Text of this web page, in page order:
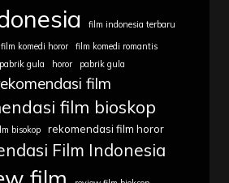
film indonesia terbaru
film komedi horor
film komedi romantis
gula
horor pabrik gula
film
film bioskop
bisokop rekomendasi film horor
Film Indonesia